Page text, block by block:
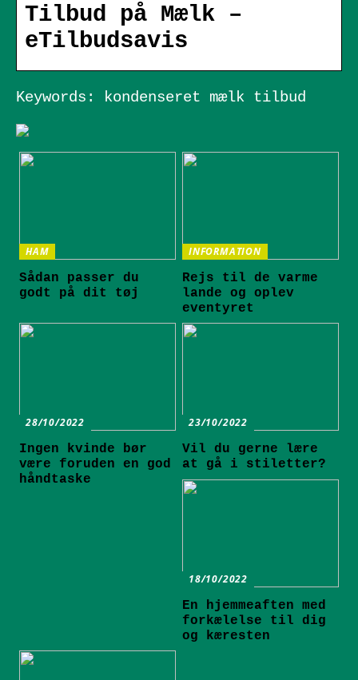
Tilbud på Mælk –
eTilbudsavis
Keywords: kondenseret mælk tilbud
HAM
Sådan passer du
godt på dit tøj
INFORMATION
Rejs til de varme
lande og oplev
eventyret
28/10/2022
Ingen kvinde bør
være foruden en god
håndtaske
23/10/2022
Vil du gerne lære
at gå i stiletter?
18/10/2022
En hjemmeaften med
forkælelse til dig
og kæresten